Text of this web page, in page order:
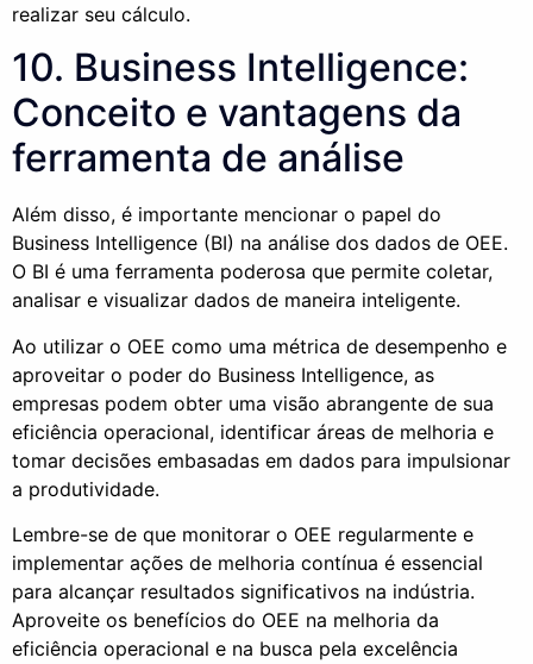
realizar seu cálculo.
10. Business Intelligence:
Conceito e vantagens da
ferramenta de análise
Além disso, é importante mencionar o papel do
Business Intelligence (BI) na análise dos dados de OEE.
O BI é uma ferramenta poderosa que permite coletar,
analisar e visualizar dados de maneira inteligente.
Ao utilizar o OEE como uma métrica de desempenho e
aproveitar o poder do Business Intelligence, as
empresas podem obter uma visão abrangente de sua
eficiência operacional, identificar áreas de melhoria e
tomar decisões embasadas em dados para impulsionar
a produtividade.
Lembre-se de que monitorar o OEE regularmente e
implementar ações de melhoria contínua é essencial
para alcançar resultados significativos na indústria.
Aproveite os benefícios do OEE na melhoria da
eficiência operacional e na busca pela excelência